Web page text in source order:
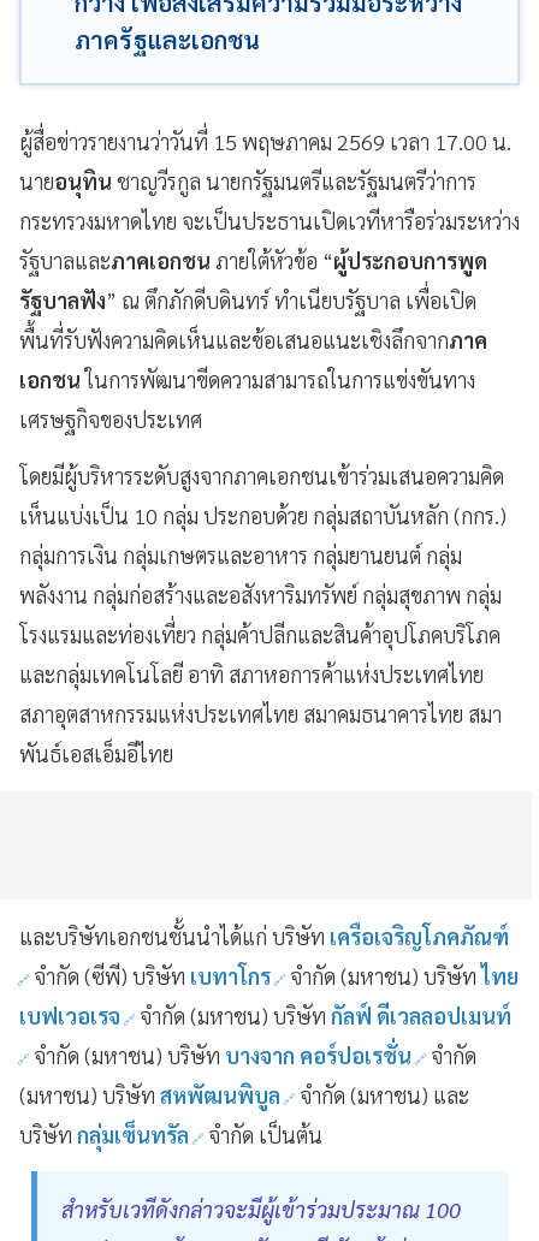
ภาครัฐและเอกชน
ผู้สื่อข่าวรายงานว่าวันที่ 15 พฤษภาคม 2569 เวลา 17.00 น.
นายอนุทิน ชาญวีรกูล นายกรัฐมนตรีและรัฐมนตรีว่าการ
กระทรวงมหาดไทย จะเป็นประธานเปิดเวทีหารือร่วมระหว่าง
รัฐบาลและภาคเอกชน ภายใต้หัวข้อ “ผู้ประกอบการพูด
รัฐบาลฟัง” ณ ตึกภักดีบดินทร์ ทำเนียบรัฐบาล เพื่อเปิด
พื้นที่รับฟังความคิดเห็นและข้อเสนอแนะเชิงลึกจากภาค
เอกชนในการพัฒนาขีดความสามารถในการแข่งขันทาง
เศรษฐกิจของประเทศ
โดยมีผู้บริหารระดับสูงจากภาคเอกชนเข้าร่วมเสนอความคิด
เห็นแบ่งเป็น 10 กลุ่ม ประกอบด้วย กลุ่มสถาบันหลัก (กกร.)
กลุ่มการเงิน กลุ่มเกษตรและอาหาร กลุ่มยานยนต์ กลุ่ม
พลังงาน กลุ่มก่อสร้างและอสังหาริมทรัพย์ กลุ่มสุขภาพ กลุ่ม
โรงแรมและท่องเที่ยว กลุ่มค้าปลีกและสินค้าอุปโภคบริโภค
และกลุ่มเทคโนโลยี อาทิ สภาหอการค้าแห่งประเทศไทย
สภาอุตสาหกรรมแห่งประเทศไทย สมาคมธนาคารไทย สมา
พันธ์เอสเอ็มอีไทย
และบริษัทเอกชนชั้นนำได้แก่ บริษัท เครือเจริญโภคภัณฑ์
จำกัด (ซีพี) บริษัท เบทาโกร จำกัด (มหาชน) บริษัทไทย
เบฟเวอเรจ
จำกัด (มหาชน) บริษัท กัลฟ์ ดีเวลลอปเมนท์
จำกัด (มหาชน) บริษัท บางจาก คอร์ปอเรชั่น
จำกัด
(มหาชน) บริษัท สหพัฒนพิบูล
จำกัด (มหาชน) และ
บริษัท กลุ่มเซ็นทรัล จำกัด เป็นต้น
สำหรับเวทีดังกล่าวจะมีผู้เข้าร่วมประมาณ 100